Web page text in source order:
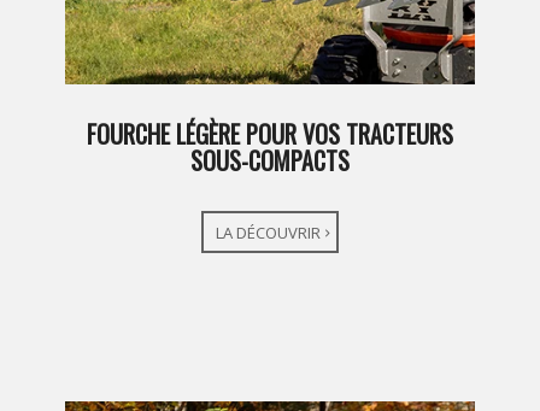
FOURCHE LÉGÈRE POUR VOS TRACTEURS
SOUS-COMPACTS
LA DÉCOUVRIR